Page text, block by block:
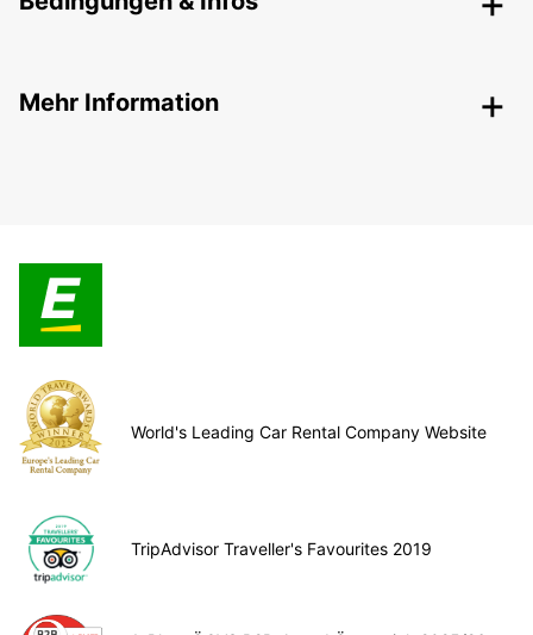
Mehr Information
World's Leading Car Rental Company Website
TripAdvisor Traveller's Favourites 2019